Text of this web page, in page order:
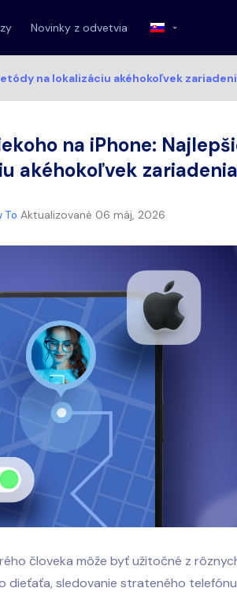
Novinky z odvetvia
na lokalizáciu akéhokoľvek
na iPhone:
akéhokoľvek zariadenia
To Aktualizované 06 máj, 2026
človeka môže byť užitočné z
dieťaťa, sledovanie strateného